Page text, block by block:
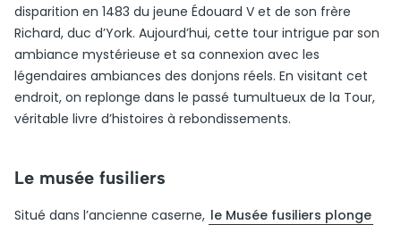
disparition en 1483 du jeune Édouard V et de son frère
Richard, duc d’York. Aujourd’hui, cette tour intrigue par son
ambiance mystérieuse et sa connexion avec les
légendaires ambiances des donjons réels. En visitant cet
endroit, on replonge dans le passé tumultueux de la Tour,
véritable livre d’histoires à rebondissements.
Le musée fusiliers
Situé dans l’ancienne caserne, le Musée fusiliers plonge